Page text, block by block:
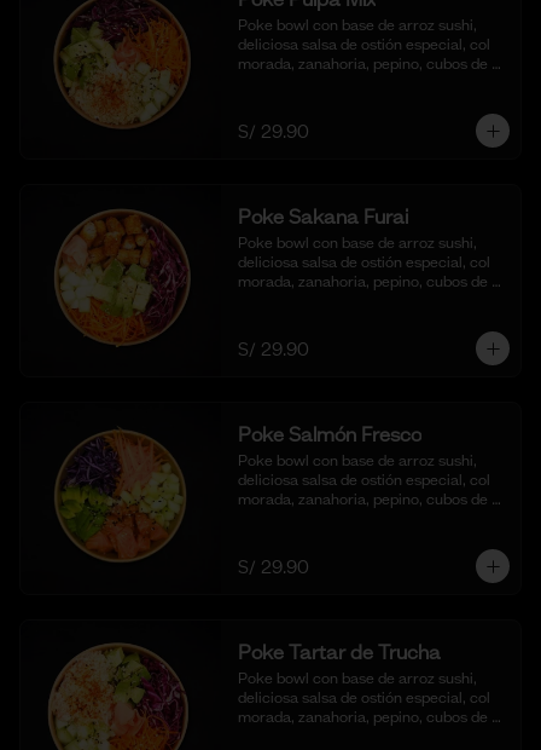
Poke bowl con base de arroz sushi,
deliciosa salsa de ostión especial, col
morada, zanahoria, pepino, cubos de
S/ 29.90
Poke Sakana Furai
Poke bowl con base de arroz sushi,
deliciosa salsa de ostión especial, col
morada, zanahoria, pepino, cubos de
S/ 29.90
Poke Salmón Fresco
Poke bowl con base de arroz sushi,
deliciosa salsa de ostión especial, col
morada, zanahoria, pepino, cubos de
S/ 29.90
Poke Tartar de Trucha
Poke bowl con base de arroz sushi,
deliciosa salsa de ostión especial, col
morada, zanahoria, pepino, cubos de